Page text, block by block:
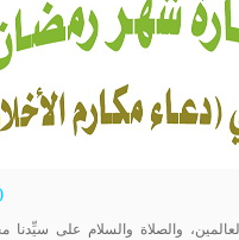
والصلاة والسلام على سيِّدنا